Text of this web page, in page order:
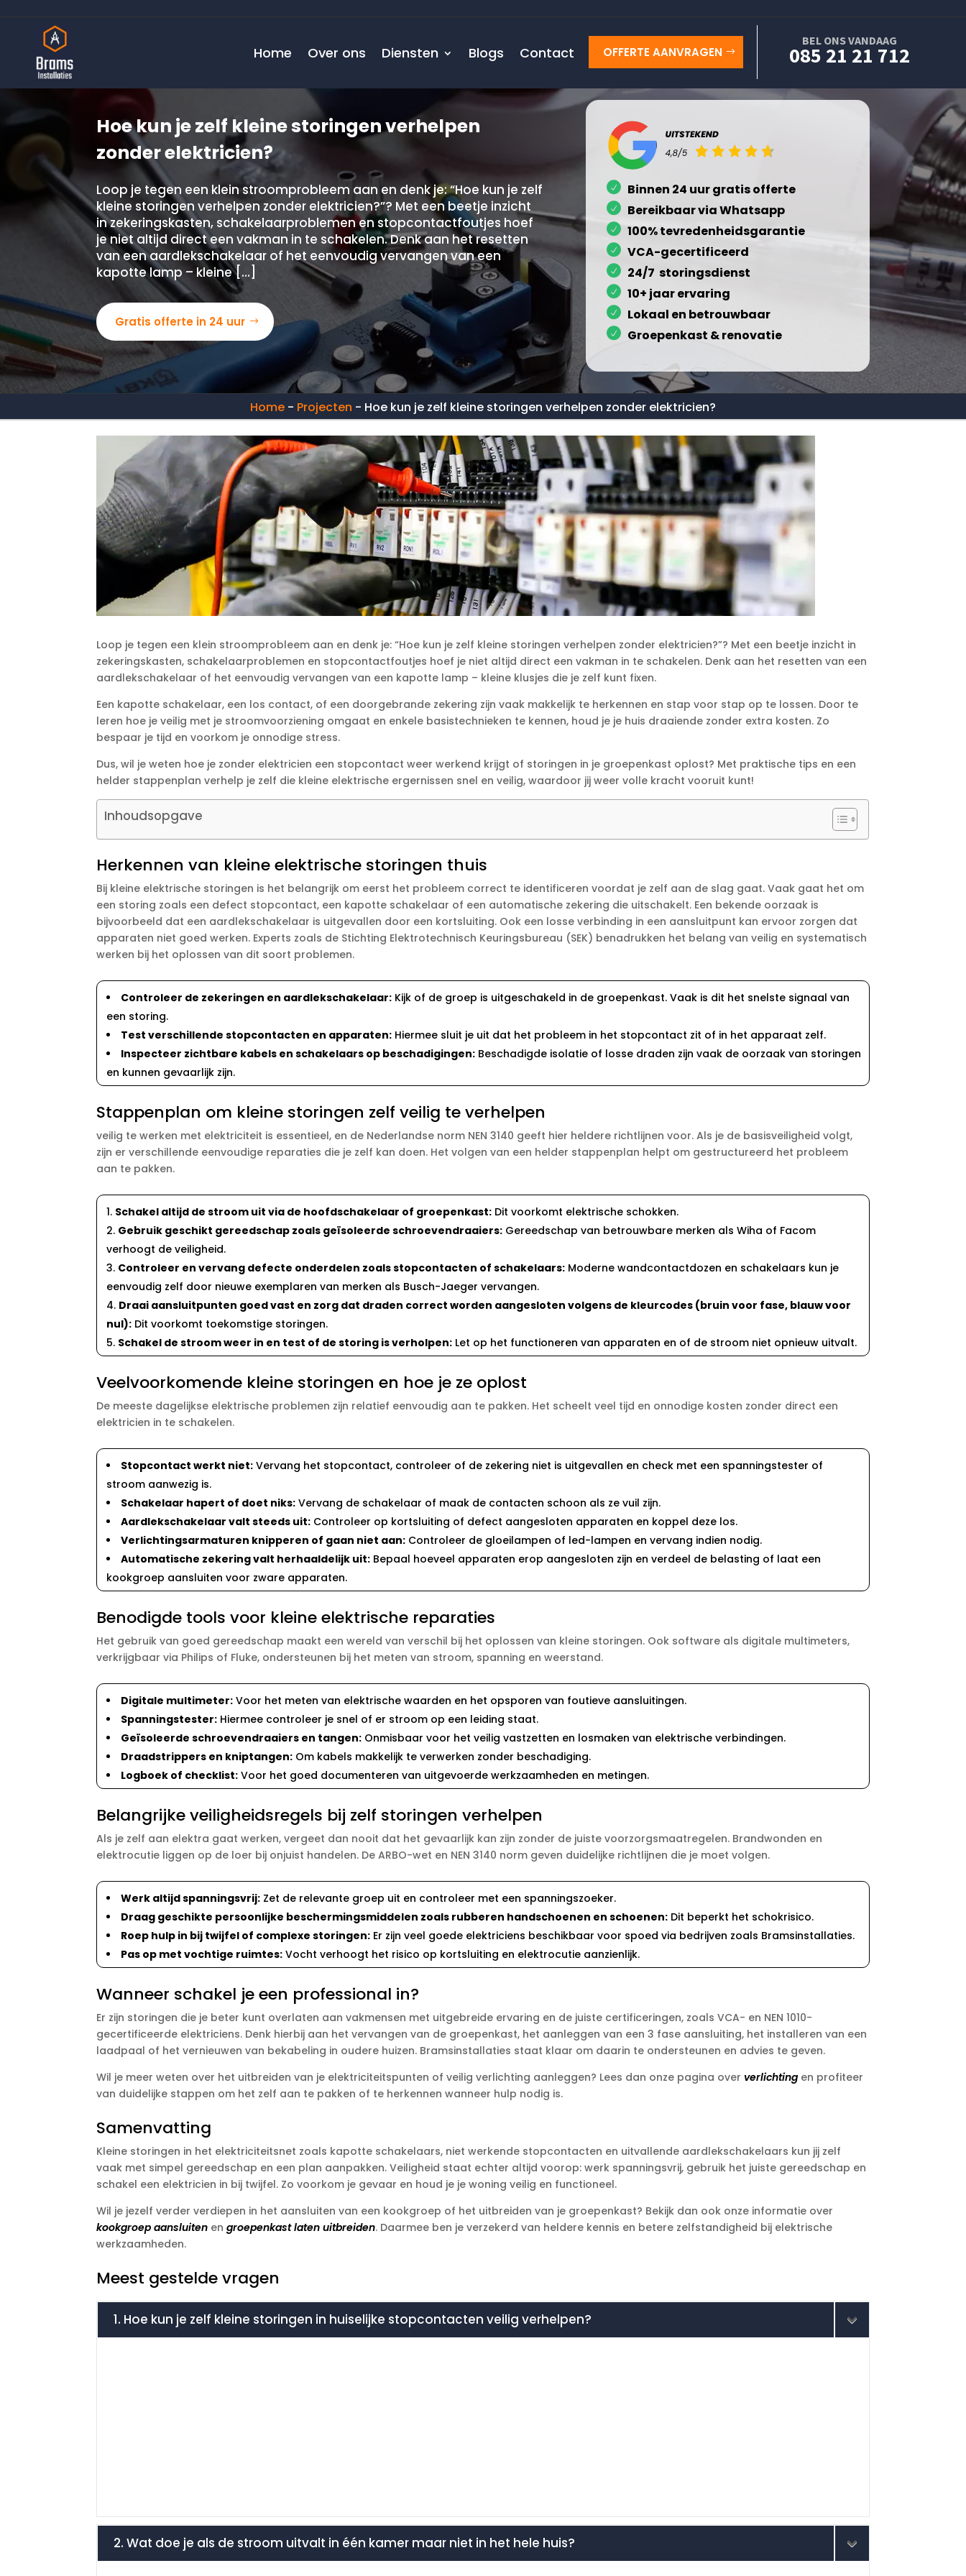
Home Over ons Diensten Blogs Contact OFFERTE AANVRAGEN
BEL ONS VANDAAG
085 21 21 712
Hoe kun je zelf kleine storingen verhelpen
zonder elektricien?
Loop je tegen een klein stroomprobleem aan en denk je: “Hoe kun je zelf
kleine storingen verhelpen zonder elektricien?”? Met een beetje inzicht
in zekeringskasten, schakelaarproblemen en stopcontactfoutjes hoef
je niet altijd direct een vakman in te schakelen.​ Denk aan het resetten
van een aardlekschakelaar of het eenvoudig vervangen van een
kapotte lamp – kleine […]
Gratis offerte in 24 uur
Binnen 24 uur gratis offerte
Bereikbaar via Whatsapp
100% tevredenheidsgarantie
VCA-gecertificeerd
24/7 storingsdienst
10+ jaar ervaring
Lokaal en betrouwbaar
Groepenkast & renovatie
Home - Projecten - Hoe kun je zelf kleine storingen verhelpen zonder elektricien?
Loop je tegen een klein stroomprobleem aan en denk je: “Hoe kun je zelf kleine storingen verhelpen zonder elektricien?”? Met een beetje inzicht in
zekeringskasten, schakelaarproblemen en stopcontactfoutjes hoef je niet altijd direct een vakman in te schakelen.​ Denk aan het resetten van een
aardlekschakelaar of het eenvoudig vervangen van een kapotte lamp – kleine klusjes die je zelf kunt fixen.​
Een kapotte schakelaar, een los contact, of een doorgebrande zekering zijn vaak makkelijk te herkennen en stap voor stap op te lossen.​ Door te
leren hoe je veilig met je stroomvoorziening omgaat en enkele basistechnieken te kennen, houd je je huis draaiende zonder extra kosten.​ Zo
bespaar je tijd en voorkom je onnodige stress.​
Dus, wil je weten hoe je zonder elektricien een stopcontact weer werkend krijgt of storingen in je groepenkast oplost? Met praktische tips en een
helder stappenplan verhelp je zelf die kleine elektrische ergernissen snel en veilig, waardoor jij weer volle kracht vooruit kunt!
Inhoudsopgave
Herkennen van kleine elektrische storingen thuis
Bij kleine elektrische storingen is het belangrijk om eerst het probleem correct te identificeren voordat je zelf aan de slag gaat.​ Vaak gaat het om
een storing zoals een defect stopcontact, een kapotte schakelaar of een automatische zekering die uitschakelt.​ Een bekende oorzaak is
bijvoorbeeld dat een aardlekschakelaar is uitgevallen door een kortsluiting.​ Ook een losse verbinding in een aansluitpunt kan ervoor zorgen dat
apparaten niet goed werken.​ Experts zoals de Stichting Elektrotechnisch Keuringsbureau (SEK) benadrukken het belang van veilig en systematisch
werken bij het oplossen van dit soort problemen.​
Controleer de zekeringen en aardlekschakelaar: Kijk of de groep is uitgeschakeld in de groepenkast.​ Vaak is dit het snelste signaal van
een storing.​
Test verschillende stopcontacten en apparaten: Hiermee sluit je uit dat het probleem in het stopcontact zit of in het apparaat zelf.​
Inspecteer zichtbare kabels en schakelaars op beschadigingen: Beschadigde isolatie of losse draden zijn vaak de oorzaak van storingen
en kunnen gevaarlijk zijn.​
Stappenplan om kleine storingen zelf veilig te verhelpen
veilig te werken met elektriciteit is essentieel, en de Nederlandse norm NEN 3140 geeft hier heldere richtlijnen voor.​ Als je de basisveiligheid volgt,
zijn er verschillende eenvoudige reparaties die je zelf kan doen.​ Het volgen van een helder stappenplan helpt om gestructureerd het probleem
aan te pakken.​
Schakel altijd de stroom uit via de hoofdschakelaar of groepenkast: Dit voorkomt elektrische schokken.​
Gebruik geschikt gereedschap zoals geïsoleerde schroevendraaiers: Gereedschap van betrouwbare merken als Wiha of Facom
verhoogt de veiligheid.​
Controleer en vervang defecte onderdelen zoals stopcontacten of schakelaars: Moderne wandcontactdozen en schakelaars kun je
eenvoudig zelf door nieuwe exemplaren van merken als Busch-Jaeger vervangen.​
Draai aansluitpunten goed vast en zorg dat draden correct worden aangesloten volgens de kleurcodes (bruin voor fase, blauw voor
nul): Dit voorkomt toekomstige storingen.​
Schakel de stroom weer in en test of de storing is verholpen: Let op het functioneren van apparaten en of de stroom niet opnieuw uitvalt.​
Veelvoorkomende kleine storingen en hoe je ze oplost
De meeste dagelijkse elektrische problemen zijn relatief eenvoudig aan te pakken.​ Het scheelt veel tijd en onnodige kosten zonder direct een
elektricien in te schakelen.​
Stopcontact werkt niet: Vervang het stopcontact, controleer of de zekering niet is uitgevallen en check met een spanningstester of
stroom aanwezig is.​
Schakelaar hapert of doet niks: Vervang de schakelaar of maak de contacten schoon als ze vuil zijn.​
Aardlekschakelaar valt steeds uit: Controleer op kortsluiting of defect aangesloten apparaten en koppel deze los.​
Verlichtingsarmaturen knipperen of gaan niet aan: Controleer de gloeilampen of led-lampen en vervang indien nodig.​
Automatische zekering valt herhaaldelijk uit: Bepaal hoeveel apparaten erop aangesloten zijn en verdeel de belasting of laat een
kookgroep aansluiten voor zware apparaten.​
Benodigde tools voor kleine elektrische reparaties
Het gebruik van goed gereedschap maakt een wereld van verschil bij het oplossen van kleine storingen.​ Ook software als digitale multimeters,
verkrijgbaar via Philips of Fluke, ondersteunen bij het meten van stroom, spanning en weerstand.​
Digitale multimeter: Voor het meten van elektrische waarden en het opsporen van foutieve aansluitingen.​
Spanningstester: Hiermee controleer je snel of er stroom op een leiding staat.​
Geïsoleerde schroevendraaiers en tangen: Onmisbaar voor het veilig vastzetten en losmaken van elektrische verbindingen.​
Draadstrippers en kniptangen: Om kabels makkelijk te verwerken zonder beschadiging.​
Logboek of checklist: Voor het goed documenteren van uitgevoerde werkzaamheden en metingen.​
Belangrijke veiligheidsregels bij zelf storingen verhelpen
Als je zelf aan elektra gaat werken, vergeet dan nooit dat het gevaarlijk kan zijn zonder de juiste voorzorgsmaatregelen.​ Brandwonden en
elektrocutie liggen op de loer bij onjuist handelen.​ De ARBO-wet en NEN 3140 norm geven duidelijke richtlijnen die je moet volgen.​
Werk altijd spanningsvrij: Zet de relevante groep uit en controleer met een spanningszoeker.​
Draag geschikte persoonlijke beschermingsmiddelen zoals rubberen handschoenen en schoenen: Dit beperkt het schokrisico.​
Roep hulp in bij twijfel of complexe storingen: Er zijn veel goede elektriciens beschikbaar voor spoed via bedrijven zoals Bramsinstallaties.​
Pas op met vochtige ruimtes: Vocht verhoogt het risico op kortsluiting en elektrocutie aanzienlijk.​
Wanneer schakel je een professional in?
Er zijn storingen die je beter kunt overlaten aan vakmensen met uitgebreide ervaring en de juiste certificeringen, zoals VCA- en NEN 1010-
gecertificeerde elektriciens.​ Denk hierbij aan het vervangen van de groepenkast, het aanleggen van een 3 fase aansluiting, het installeren van een
laadpaal of het vernieuwen van bekabeling in oudere huizen.​ Bramsinstallaties staat klaar om daarin te ondersteunen en advies te geven.​
Wil je meer weten over het uitbreiden van je elektriciteitspunten of veilig verlichting aanleggen? Lees dan onze pagina oververlichtingen profiteer
van duidelijke stappen om het zelf aan te pakken of te herkennen wanneer hulp nodig is.​
Samenvatting
Kleine storingen in het elektriciteitsnet zoals kapotte schakelaars, niet werkende stopcontacten en uitvallende aardlekschakelaars kun jij zelf
vaak met simpel gereedschap en een plan aanpakken.​ Veiligheid staat echter altijd voorop: werk spanningsvrij, gebruik het juiste gereedschap en
schakel een elektricien in bij twijfel.​ Zo voorkom je gevaar en houd je je woning veilig en functioneel.​
Wil je jezelf verder verdiepen in het aansluiten van een kookgroep of het uitbreiden van je groepenkast? Bekijk dan ook onze informatie over
kookgroep aansluiten engroepenkast laten uitbreiden.​ Daarmee ben je verzekerd van heldere kennis en betere zelfstandigheid bij elektrische
werkzaamheden.​
Meest gestelde vragen
1. Hoe kun je zelf kleine storingen in huiselijke stopcontacten veilig verhelpen?
2. Wat doe je als de stroom uitvalt in één kamer maar niet in het hele huis?